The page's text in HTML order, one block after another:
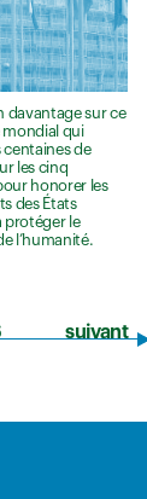
davantage sur ce
qui
centaines de
les cinq
honorer les
des États
protéger le
l’humanité.
suivant